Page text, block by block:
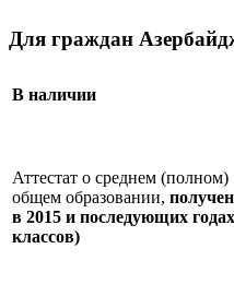
Для граждан
В наличии
Аттестат о среднем (полном)
общем образовании,
в 2015 и последующих
классов)